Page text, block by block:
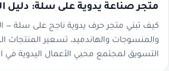
متجر صناعة يدوية على سلة: دليل
كيف تبني متجر حرف يدوية ناجح على سلة —
والمنسوجات والهاندميد، تسعير المنتجات
التسويق لمجتمع محبي الأعمال اليدوية في